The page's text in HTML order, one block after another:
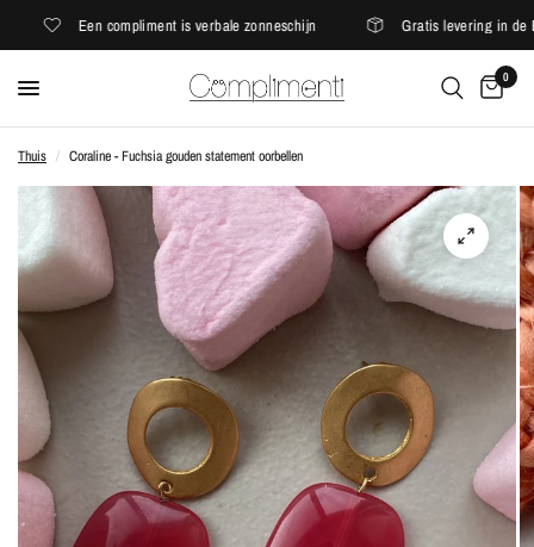
Een compliment is verbale zonneschijn Gratis levering in de
0
Thuis / Coraline - Fuchsia gouden statement oorbellen